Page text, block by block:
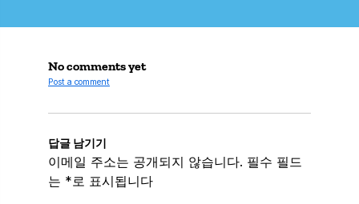
No comments yet
Post a comment
답글 남기기
이메일 주소는 공개되지 않습니다. 필수 필드
는 *로 표시됩니다